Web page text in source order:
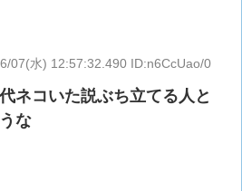
07(水) 12:57:32.490 ID:n6CcUao/0
ネコいた説ぶち立てる人と
な